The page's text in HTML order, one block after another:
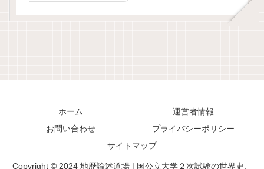
ホーム
運営者情報
お問い合わせ
プライバシーポリシー
サイトマップ
Copyright © 2024 地歴論述道場 | 国公立大学２次試験の世界史、